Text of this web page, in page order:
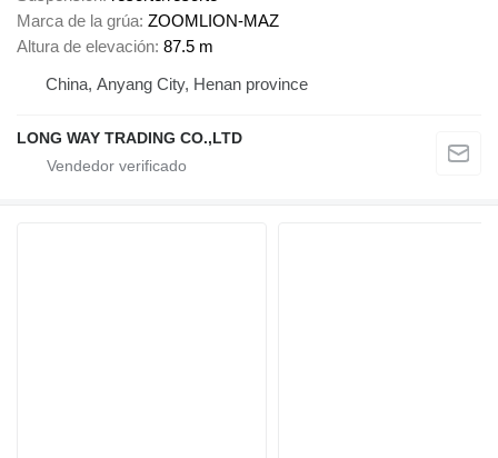
Marca de la grúa ZOOMLION-MAZ
Altura de elevación 87.5 m
China, Anyang City, Henan province
LONG WAY TRADING CO.,LTD